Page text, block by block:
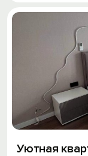
Уютная